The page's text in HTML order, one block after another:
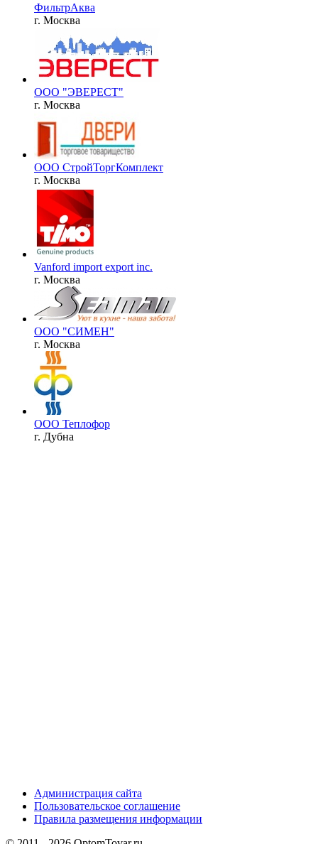
ФильтрАква
г. Москва
ООО "ЭВЕРЕСТ"
г. Москва
ООО СтройТоргКомплект
г. Москва
Vanford import export inc.
г. Москва
ООО "СИМЕН"
г. Москва
ООО Теплофор
г. Дубна
Администрация сайта
Пользовательское соглашение
Правила размещения информации